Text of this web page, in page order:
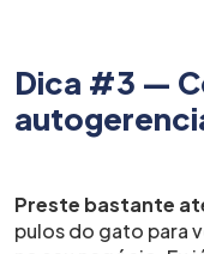
Dica #3 —
Preste bastante
pulos do gato para